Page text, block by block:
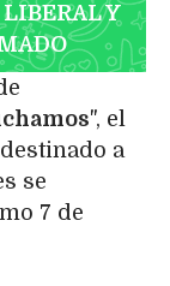
LIBERAL Y
", el
a
se
7 de